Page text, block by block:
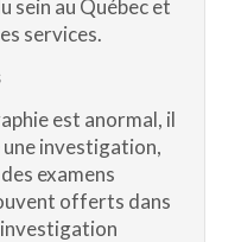
sein au Québec et
services.
est anormal, il
une investigation,
examens
offerts dans